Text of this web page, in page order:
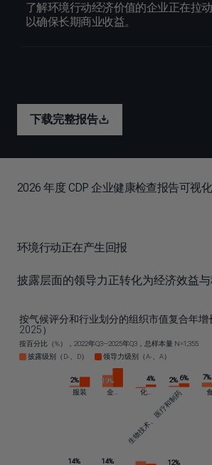
了解环境行动经济价值的企业正在拉
以确保长期商业收益。
下载完整报告
2026 年度 CDP 企业健康检查报告可视
环境行动正在产生回报
披露层面的领导力正转化为经济效益与